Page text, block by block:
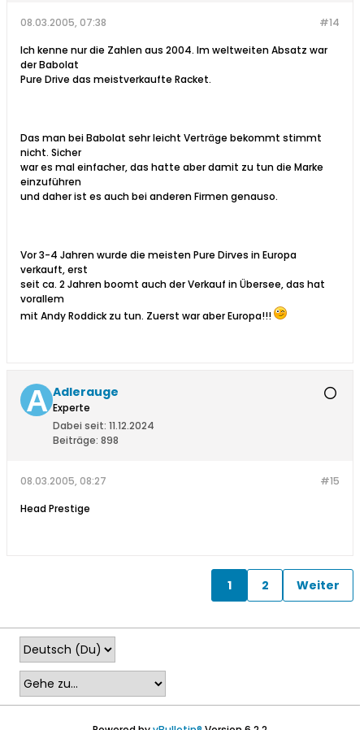
#14
08.03.2005, 07:38
Ich kenne nur die Zahlen aus 2004. Im weltweiten Absatz war
der Babolat
Pure Drive das meistverkaufte Racket.
Das man bei Babolat sehr leicht Verträge bekommt stimmt
nicht. Sicher
war es mal einfacher, das hatte aber damit zu tun die Marke
einzuführen
und daher ist es auch bei anderen Firmen genauso.
Vor 3-4 Jahren wurde die meisten Pure Dirves in Europa
verkauft, erst
seit ca. 2 Jahren boomt auch der Verkauf in Übersee, das hat
vorallem
mit Andy Roddick zu tun. Zuerst war aber Europa!!!
Adlerauge
Experte
Dabei seit: 11.12.2024
Beiträge: 898
#15
08.03.2005, 08:27
Head Prestige
1 2 Weiter